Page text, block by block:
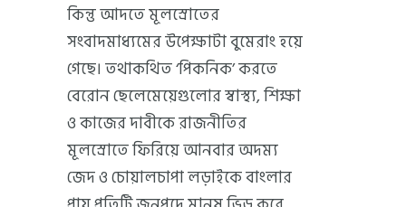
কিন্তু আদতে মূলস্রোতের
সংবাদমাধ্যমের উপেক্ষাটা বুমেরাং হয়ে
গেছে। তথাকথিত ‘পিকনিক’ করতে
বেরোন ছেলেমেয়েগুলোর স্বাস্থ্য, শিক্ষা
ও কাজের দাবীকে রাজনীতির
মূলস্রোতে ফিরিয়ে আনবার অদম্য
জেদ ও চোয়ালচাপা লড়াইকে বাংলার